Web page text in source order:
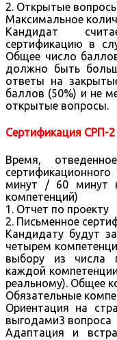
2. Открытые
Максимальное
Кандидат
сертификацию в
Общее число
должно быть
ответы на
баллов (50%) и не
открытые вопросы.
Сертификация СРП-
Время,
минут / 60 минут
компетенций)
1. Отчет по проекту
2. Письменное
Кандидату будут
четырем
выбору из числа
каждой
реальному). Общее
Обязательные
Ориентация на
выгодами3 вопроса
Адаптация и